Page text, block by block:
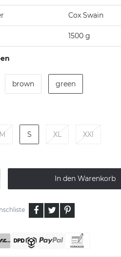
Cox Swain
1500 g
brown green
M S XL XXl
In den Warenkorb